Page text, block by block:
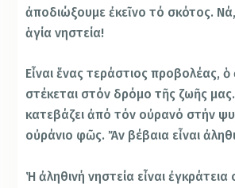
ἀποδιώξουμε ἐκεῖνο τό σκότος.
ἁγία νηστεία!
Εἶναι ἕνας τεράστιος προβολέας, ὁ
στέκεται στόν δρόμο τῆς ζωῆς
κατεβάζει ἀπό τόν οὐρανό στήν
οὐράνιο φῶς. Ἄν βέβαια εἶναι
Ἡ ἀληθινή νηστεία εἶναι